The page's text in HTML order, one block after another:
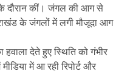
के दौरान कीं। जंगल की आग से
के जंगलों में लगी मौजूदा आग
हवाला देते हुए स्थिति को गंभीर
में आ रही रिपोर्ट और